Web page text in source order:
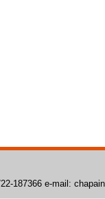
> 01722-187366 e-mail: